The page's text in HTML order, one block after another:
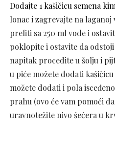
Dodajte 1 kašičicu semena
lonac i zagrevajte na
preliti sa 250 ml vode i
poklopite i ostavite da
napitak procedite u šolju i
u piće možete dodati
možete dodati i pola
prahu (ovo će vam pomoći
uravnotežite nivo šećera u